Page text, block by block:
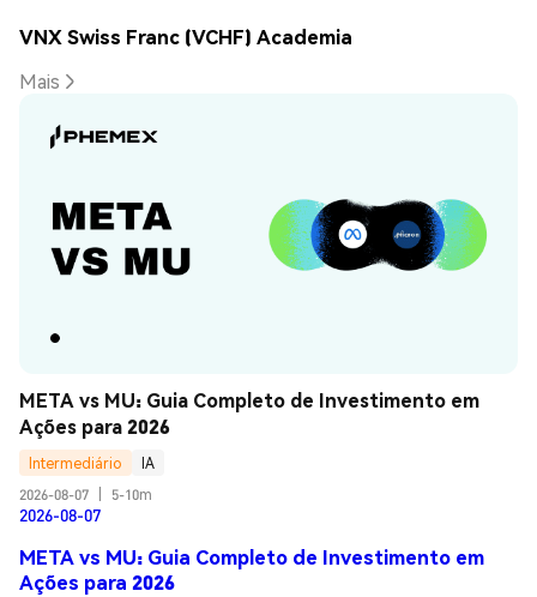
VNX Swiss Franc (VCHF) Academia
Mais
META vs MU: Guia Completo de Investimento em
Ações para 2026
Intermediário
IA
2026-08-07
5-10m
2026-08-07
META vs MU: Guia Completo de Investimento em
Ações para 2026